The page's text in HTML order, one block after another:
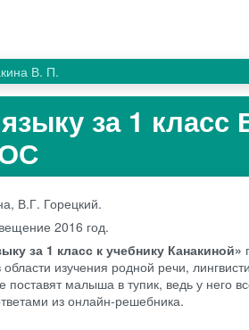
В. П.
за 1 класс
В.Г. Горецкий.
2016 год.
за 1 класс к учебнику Канакиной»
изучения родной речи,
малыша в тупик, ведь у него
из онлайн-решебника.